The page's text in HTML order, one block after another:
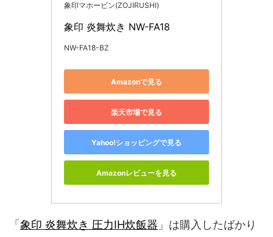
象印マホービン(ZOJIRUSHI)
象印 炎舞炊き NW-FA18
NW-FA18-BZ
Amazonで見る
楽天市場で見る
Yahoo!ショッピングで見る
Amazonレビューを見る
「 象印 炎舞炊き 圧力IH炊飯器 」は購入したばかり